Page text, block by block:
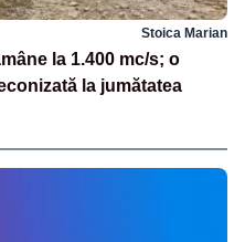
Stoica Marian
la 1.400 mc/s; o
la jumătatea